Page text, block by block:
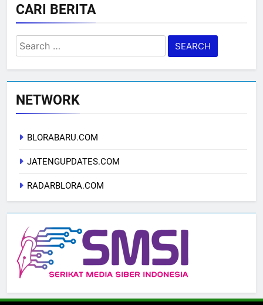
CARI BERITA
Search
for:
NETWORK
BLORABARU.COM
JATENGUPDATES.COM
RADARBLORA.COM